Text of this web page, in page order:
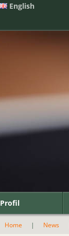
English
Profil
Home | News